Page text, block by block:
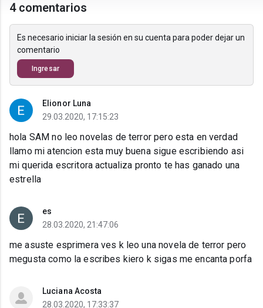
4 comentarios
Es necesario iniciar la sesión en su cuenta para poder dejar un
comentario
Ingresar
Elionor Luna
29.03.2020, 17:15:23
hola SAM no leo novelas de terror pero esta en verdad
llamo mi atencion esta muy buena sigue escribiendo asi
mi querida escritora actualiza pronto te has ganado una
estrella
es
28.03.2020, 21:47:06
me asuste esprimera ves k leo una novela de terror pero
megusta como la escribes kiero k sigas me encanta porfa
Luciana Acosta
28.03.2020, 17:33:37